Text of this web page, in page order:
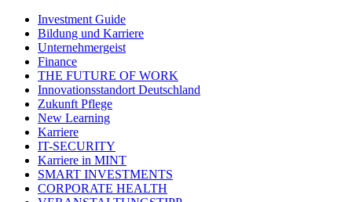
Investment Guide
Bildung und Karriere
Unternehmergeist
Finance
THE FUTURE OF WORK
Innovationsstandort Deutschland
Zukunft Pflege
New Learning
Karriere
IT-SECURITY
Karriere in MINT
SMART INVESTMENTS
CORPORATE HEALTH